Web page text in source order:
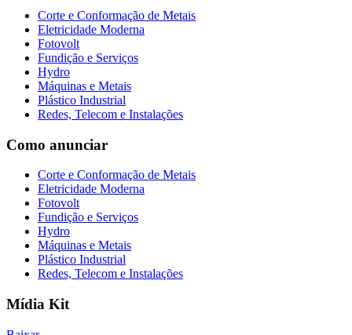
Corte e Conformação de Metais
Eletricidade Moderna
Fotovolt
Fundição e Serviços
Hydro
Máquinas e Metais
Plástico Industrial
Redes, Telecom e Instalações
Como anunciar
Corte e Conformação de Metais
Eletricidade Moderna
Fotovolt
Fundição e Serviços
Hydro
Máquinas e Metais
Plástico Industrial
Redes, Telecom e Instalações
Mídia Kit